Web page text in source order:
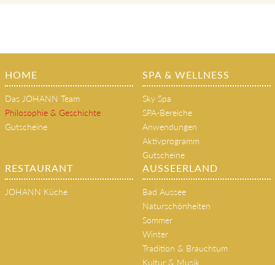
HOME
Das JOHANN Team
Philosophie & Geschichte
Gutscheine
SPA & WELLNESS
Sky Spa
SPA-Bereiche
Anwendungen
Aktivprogramm
Gutscheine
RESTAURANT
JOHANN Küche
AUSSEERLAND
Bad Aussee
Naturschönheiten
Sommer
Winter
Tradition & Brauchtum
Kultur & Musik